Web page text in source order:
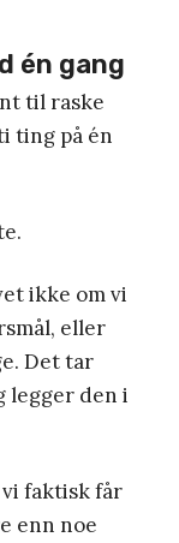
én gang
til raske
ting på én
ikke om vi
eller
Det tar
legger den i
faktisk får
enn noe